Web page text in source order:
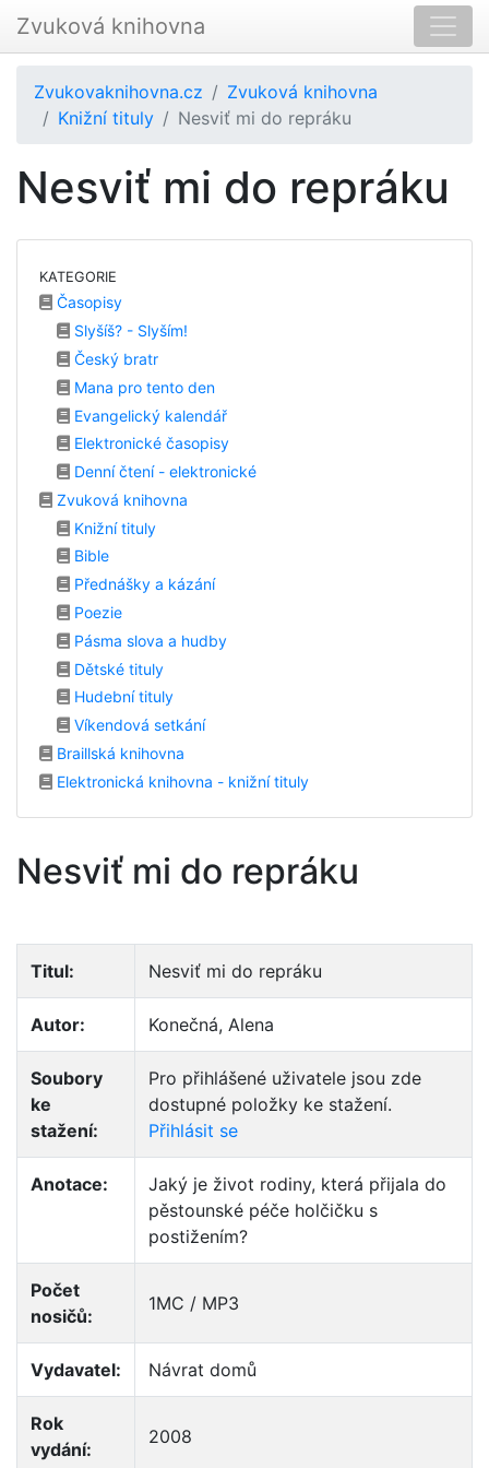
Zvuková knihovna
Zvukovaknihovna.cz
Zvuková knihovna
Knižní tituly
Nesviť mi do repráku
Nesviť mi do repráku
KATEGORIE
Časopisy
Slyšíš? - Slyším!
Český bratr
Mana pro tento den
Evangelický kalendář
Elektronické časopisy
Denní čtení - elektronické
Zvuková knihovna
Knižní tituly
Bible
Přednášky a kázání
Poezie
Pásma slova a hudby
Dětské tituly
Hudební tituly
Víkendová setkání
Braillská knihovna
Elektronická knihovna - knižní tituly
Nesviť mi do repráku
Titul: Nesviť mi do repráku
Autor: Konečná, Alena
Soubory
ke
stažení:
Pro přihlášené uživatele jsou zde
dostupné položky ke stažení.
Přihlásit se
Anotace:
Jaký je život rodiny, která přijala do
pěstounské péče holčičku s
postižením?
Počet
nosičů:
1MC / MP3
Vydavatel: Návrat domů
Rok
vydání:
2008